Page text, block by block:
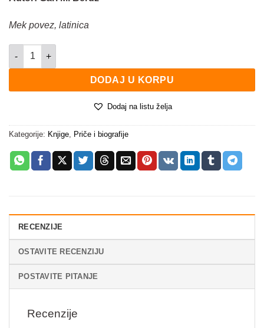
Mek povez, latinica
Čudesan poklon centurionu količina
DODAJ U KORPU
Dodaj na listu želja
Kategorije: Knjige Priče i biografije
RECENZIJE
OSTAVITE RECENZIJU
POSTAVITE PITANJE
Recenzije